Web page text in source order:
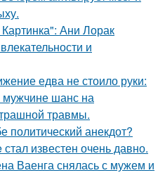
Ани Лорак
и
едва не стоило руки:
мужчине шанс на
травмы.
политический анекдот?
известен очень давно.
Ваенга снялась с мужем и